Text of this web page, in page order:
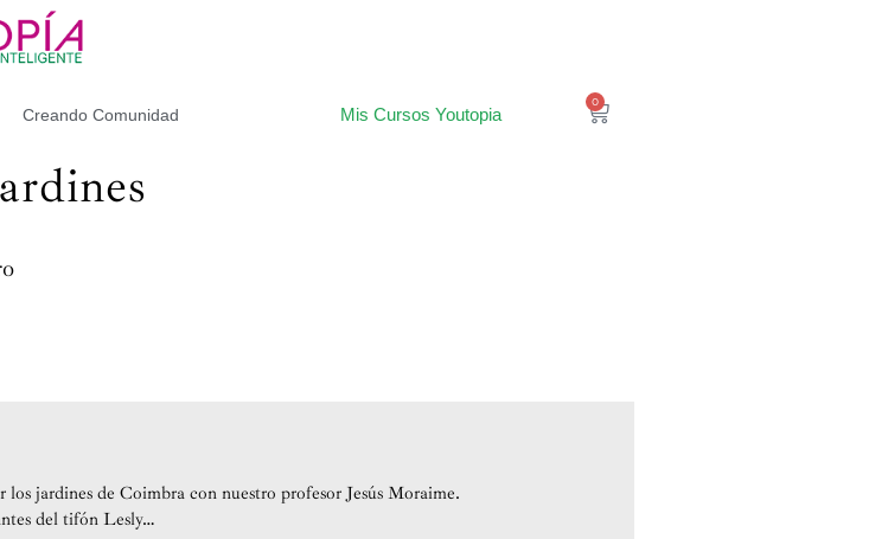
Creando Comunidad Mis Cursos Youtopia
0
jardines de Coimbra con nuestro profesor Jesús Moraime.
del tifón Lesly…